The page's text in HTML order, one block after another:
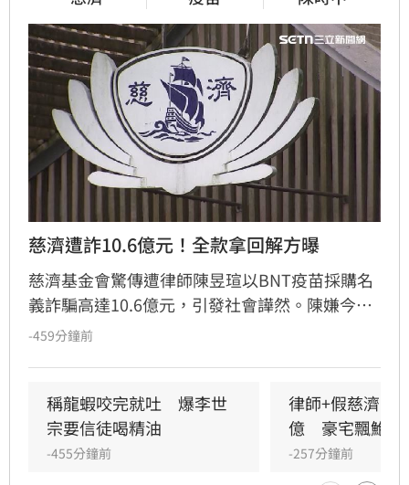
慈濟遭詐10.6億元！全款拿回解方曝
慈濟基金會驚傳遭律師陳昱瑄以BNT疫苗採購名
義詐騙高達10.6億元，引發社會譁然。陳嫌今年
5月已遭羈押，但慈濟直到起訴曝光才發表聲
內部審核機制疏漏，更有法界人士認為聲明內容
顯得被動且不尋常。
-459分鐘前
稱龍蝦咬完就吐　爆李世
宗要信徒喝精油
-455分鐘前
律師+假慈濟青
億　豪宅飄鮑魚
-257分鐘前